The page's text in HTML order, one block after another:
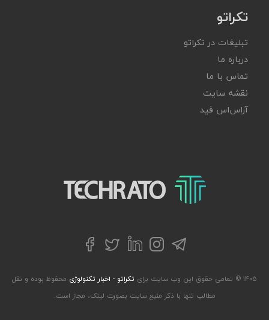
تکراتو
تبلیغات در تکراتو
درباره ما
تماس با ما
نقشه سایت
آر‌اس‌اس فید
تکراتو – زندگی با تکنولوژی
تلگراماینستاگرام
لینکداینتوییترفیسبوک
۱۴۰۵ © تمامی حقوق این وب سایت برای تکراتو - اخبار تکنولوژی محفوظ بوده و نقل
مطالب تنها با ذکر منبع سایت بصورت لینک، مجاز است.